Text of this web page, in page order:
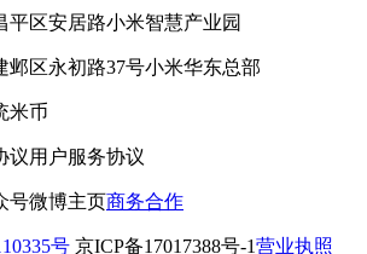
平区安居路小米智慧产业园
邺区永初路37号小米华东总部
米币
议用户服务协议
号微博主页商务合作
号 京ICP备17017388号-1营业执照